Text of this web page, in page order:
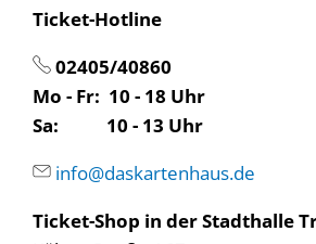
Ticket-Hotline
02405/40860
Mo - Fr: 10 - 18 Uhr
Sa: 10 - 13 Uhr
info@daskartenhaus.de
Ticket-Shop in der Stadthalle